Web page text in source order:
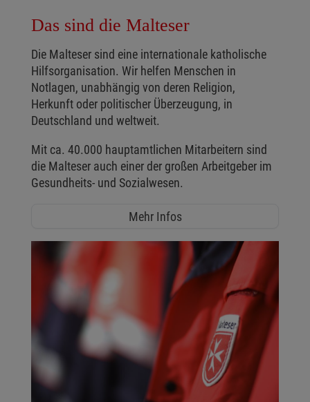
Das sind die Malteser
Die Malteser sind eine internationale katholische
Hilfsorganisation. Wir helfen Menschen in
Notlagen, unabhängig von deren Religion,
Herkunft oder politischer Überzeugung, in
Deutschland und weltweit.
Mit ca. 40.000 hauptamtlichen Mitarbeitern sind
die Malteser auch einer der großen Arbeitgeber im
Gesundheits- und Sozialwesen.
Mehr Infos